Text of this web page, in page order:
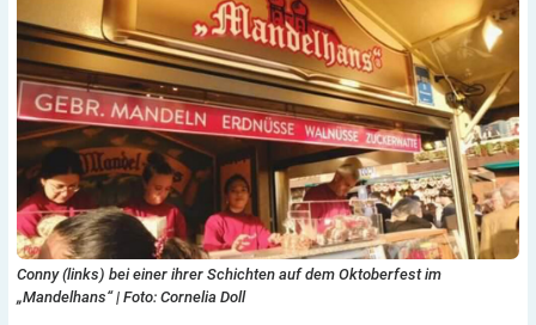
Conny (links) bei einer ihrer Schichten auf dem Oktoberfest im
„Mandelhans“ | Foto: Cornelia Doll